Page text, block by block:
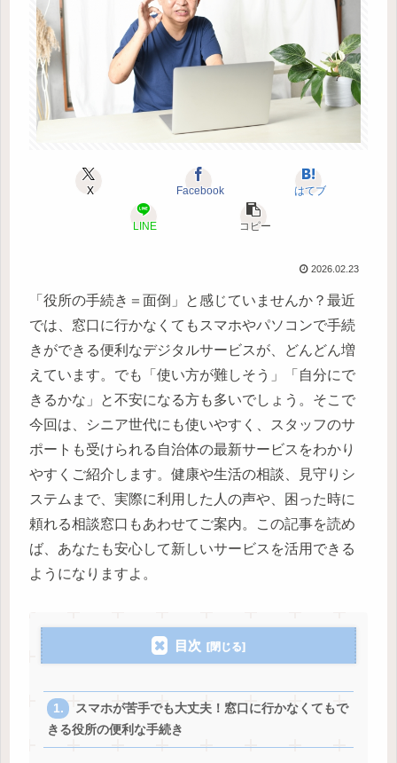
X Facebook はてブ
LINE コピー
2026.02.23
「役所の手続き＝面倒」と感じていませんか？最近
では、窓口に行かなくてもスマホやパソコンで手続
きができる便利なデジタルサービスが、どんどん増
えています。でも「使い方が難しそう」「自分にで
きるかな」と不安になる方も多いでしょう。そこで
今回は、シニア世代にも使いやすく、スタッフのサ
ポートも受けられる自治体の最新サービスをわかり
やすくご紹介します。健康や生活の相談、見守りシ
ステムまで、実際に利用した人の声や、困った時に
頼れる相談窓口もあわせてご案内。この記事を読め
ば、あなたも安心して新しいサービスを活用できる
ようになりますよ。
目次
スマホが苦手でも大丈夫！窓口に行かなくてもで
きる役所の便利な手続き